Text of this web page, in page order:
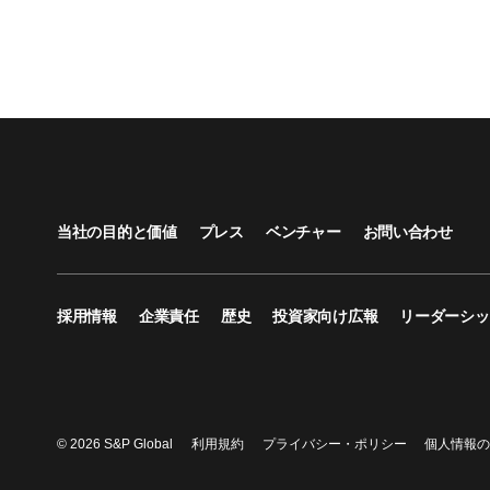
当社の目的と価値 プレス ベンチャー お問い合わせ
採用情報 企業責任 歴史 投資家向け広報 リーダーシ
© 2026 S&P Global 利用規約 プライバシー・ポリシー 個人情報